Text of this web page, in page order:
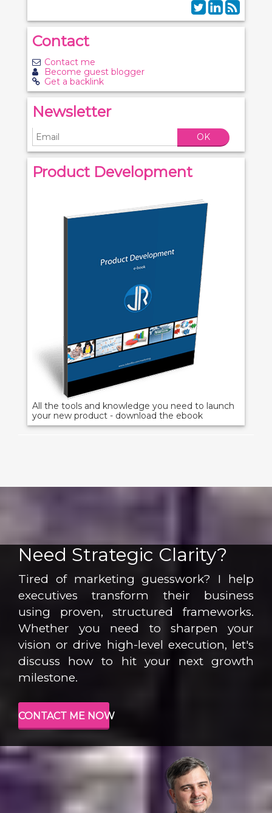
Contact
Contact me
Become guest blogger
Get a backlink
Newsletter
OK
Product Development
All the tools and knowledge you need to launch
your new product - download the ebook
Need Strategic Clarity?
Tired of marketing guesswork? I help
executives transform their business
using proven, structured frameworks.
Whether you need to sharpen your
vision or drive high-level execution, let's
discuss how to hit your next growth
milestone.
CONTACT ME NOW